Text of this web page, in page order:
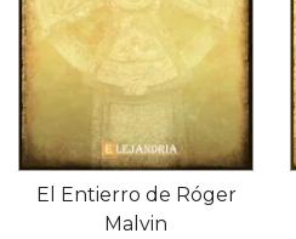
El Entierro de Róger
Malvin